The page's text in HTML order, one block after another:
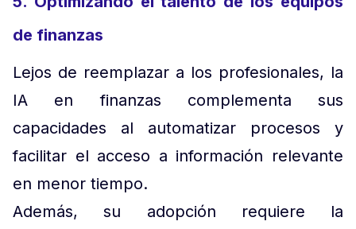
de finanzas
Lejos de reemplazar a los profesionales, la
IA en finanzas complementa sus
capacidades al automatizar procesos y
facilitar el acceso a información relevante
en menor tiempo.
Además, su adopción requiere la